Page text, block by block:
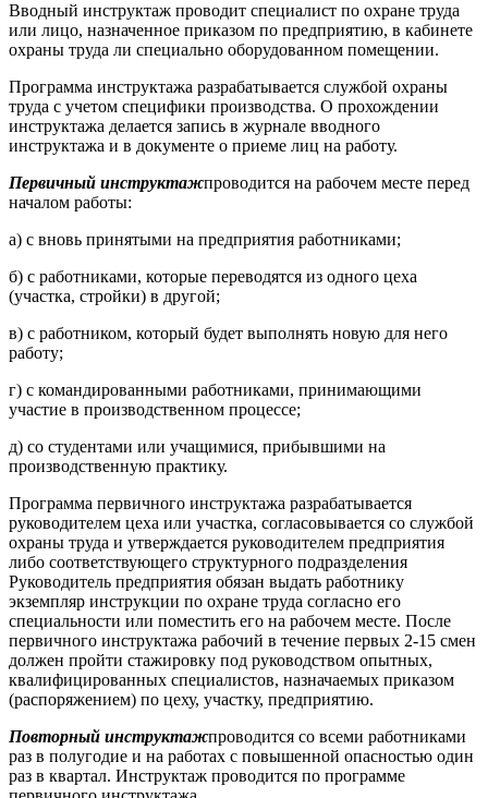
Вводный инструктаж проводит специалист по охране труда
или лицо, назначенное приказом по предприятию, в кабинете
охраны труда ли специально оборудованном помещении.
Программа инструктажа разрабатывается службой охраны
труда с учетом специфики производства. О прохождении
инструктажа делается запись в журнале вводного
инструктажа и в документе о приеме лиц на работу.
Первичный инструктажпроводится на рабочем месте перед
началом работы:
а) с вновь принятыми на предприятия работниками;
б) с работниками, которые переводятся из одного цеха
(участка, стройки) в другой;
в) с работником, который будет выполнять новую для него
работу;
г) с командированными работниками, принимающими
участие в производственном процессе;
д) со студентами или учащимися, прибывшими на
производственную практику.
Программа первичного инструктажа разрабатывается
руководителем цеха или участка, согласовывается со службой
охраны труда и утверждается руководителем предприятия
либо соответствующего структурного подразделения
Руководитель предприятия обязан выдать работнику
экземпляр инструкции по охране труда согласно его
специальности или поместить его на рабочем месте. После
первичного инструктажа рабочий в течение первых 2-15 смен
должен пройти стажировку под руководством опытных,
квалифицированных специалистов, назначаемых приказом
(распоряжением) по цеху, участку, предприятию.
Повторный инструктажпроводится со всеми работниками
раз в полугодие и на работах с повышенной опасностью один
раз в квартал. Инструктаж проводится по программе